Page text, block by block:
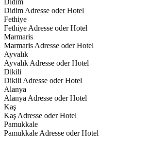
Didim Adresse oder Hotel
Fethiye
Fethiye Adresse oder Hotel
Marmaris
Marmaris Adresse oder Hotel
Ayvalık
Ayvalık Adresse oder Hotel
Dikili
Dikili Adresse oder Hotel
Alanya
Alanya Adresse oder Hotel
Kaş
Kaş Adresse oder Hotel
Pamukkale
Pamukkale Adresse oder Hotel